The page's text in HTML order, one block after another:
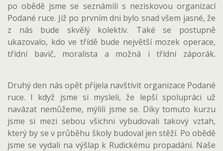
po obědě jsme se seznámili s neziskovou organizací
Podané ruce. Již po prvním dni bylo snad všem jasné, že
z nás bude skvělý kolektiv. Také se postupně
ukazovalo, kdo ve třídě bude největší mozek operace,
třídní bavič, moralista a možná i třídní záporák.
Druhý den nás opět přijela navštívit organizace Podané
ruce. I když jsme si mysleli, že lepší spolupráci už
navázat nemůžeme, mýlili jsme se. Díky tomuto kurzu
jsme si mezi sebou všichni vybudovali takový vztah,
který by se v průběhu školy budoval jen stěží. Po obědě
jsme se vydali na výšlap k Rudickému propadání. Naše